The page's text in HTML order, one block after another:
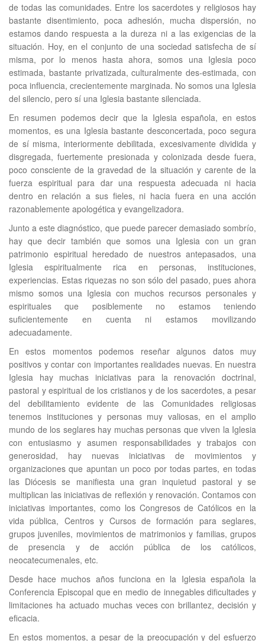
de todas las comunidades. Entre los sacerdotes y religiosos hay
bastante disentimiento, poca adhesión, mucha dispersión, no
estamos dando respuesta a la dureza ni a las exigencias de la
situación. Hoy, en el conjunto de una sociedad satisfecha de sí
misma, por lo menos hasta ahora, somos una Iglesia poco
estimada, bastante privatizada, culturalmente des-estimada, con
poca influencia, crecientemente marginada. No somos una Iglesia
del silencio, pero sí una Iglesia bastante silenciada.
En resumen podemos decir que la Iglesia española, en estos
momentos, es una Iglesia bastante desconcertada, poco segura
de sí misma, interiormente debilitada, excesivamente dividida y
disgregada, fuertemente presionada y colonizada desde fuera,
poco consciente de la gravedad de la situación y carente de la
fuerza espiritual para dar una respuesta adecuada ni hacia
dentro en relación a sus fieles, ni hacia fuera en una acción
razonablemente apologética y evangelizadora.
Junto a este diagnóstico, que puede parecer demasiado sombrío,
hay que decir también que somos una Iglesia con un gran
patrimonio espiritual heredado de nuestros antepasados, una
Iglesia espiritualmente rica en personas, instituciones,
experiencias. Estas riquezas no son sólo del pasado, pues ahora
mismo somos una Iglesia con muchos recursos personales y
espirituales que posiblemente no estamos teniendo
suficientemente en cuenta ni estamos movilizando
adecuadamente.
En estos momentos podemos reseñar algunos datos muy
positivos y contar con importantes realidades nuevas. En nuestra
Iglesia hay muchas iniciativas para la renovación doctrinal,
pastoral y espiritual de los cristianos y de los sacerdotes, a pesar
del debilitamiento evidente de las Comunidades religiosas
tenemos instituciones y personas muy valiosas, en el amplio
mundo de los seglares hay muchas personas que viven la Iglesia
con entusiasmo y asumen responsabilidades y trabajos con
generosidad, hay nuevas iniciativas de movimientos y
organizaciones que apuntan un poco por todas partes, en todas
las Diócesis se manifiesta una gran inquietud pastoral y se
multiplican las iniciativas de reflexión y renovación. Contamos con
iniciativas importantes, como los Congresos de Católicos en la
vida pública, Centros y Cursos de formación para seglares,
grupos juveniles, movimientos de matrimonios y familias, grupos
de presencia y de acción pública de los católicos,
neocatecumenales, etc.
Desde hace muchos años funciona en la Iglesia española la
Conferencia Episcopal que en medio de innegables dificultades y
limitaciones ha actuado muchas veces con brillantez, decisión y
eficacia.
En estos momentos, a pesar de la preocupación y del esfuerzo